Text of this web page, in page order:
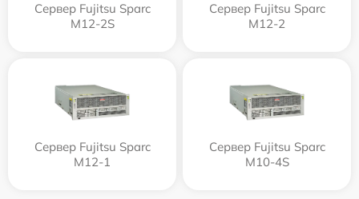
Сервер Fujitsu Sparc
M12-2S
Сервер Fujitsu Sparc
M12-2
Сервер Fujitsu Sparc
M12-1
Сервер Fujitsu Sparc
M10-4S